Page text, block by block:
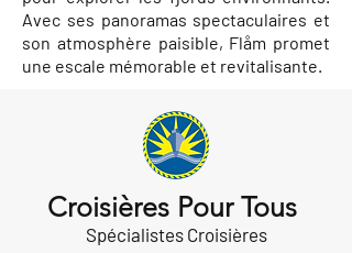
Avec ses panoramas spectaculaires et
son atmosphère paisible, Flåm promet
une escale mémorable et revitalisante.
Croisières Pour Tous
Spécialistes Croisières